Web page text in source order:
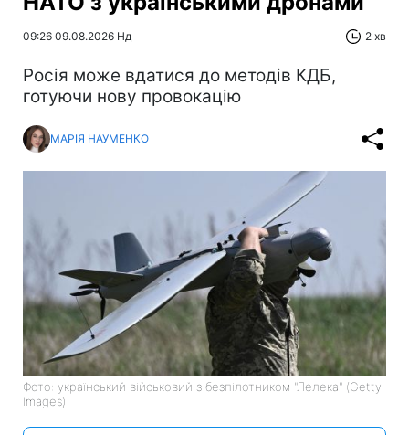
09:26 09.08.2026 Нд 2 хв
Росія може вдатися до методів КДБ,
готуючи нову провокацію
МАРІЯ НАУМЕНКО
Фото: український військовий з безпілотником "Лелека" (Getty
Images)